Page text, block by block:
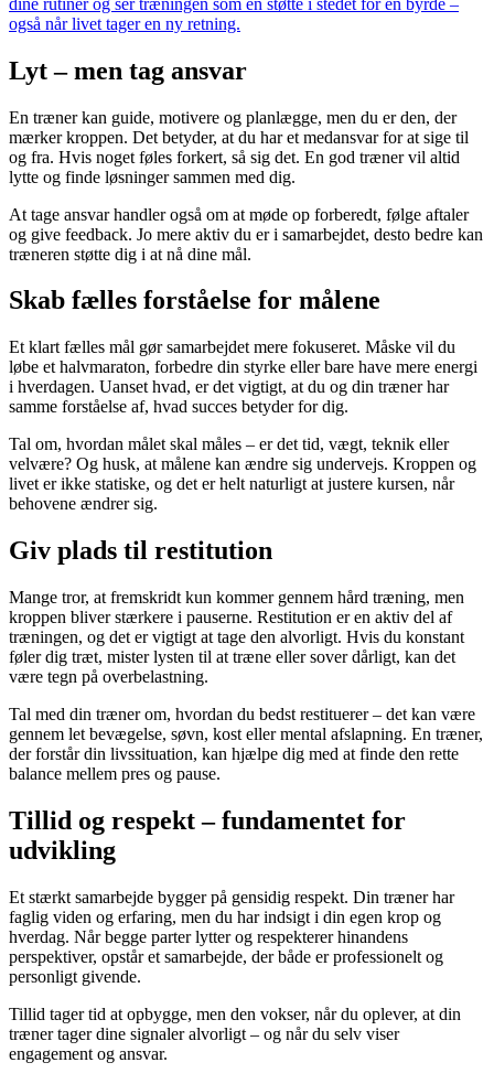
også når livet tager en ny retning.
Lyt – men tag ansvar
En træner kan guide, motivere og planlægge, men du er den, der
mærker kroppen. Det betyder, at du har et medansvar for at sige til
og fra. Hvis noget føles forkert, så sig det. En god træner vil altid
lytte og finde løsninger sammen med dig.
At tage ansvar handler også om at møde op forberedt, følge aftaler
og give feedback. Jo mere aktiv du er i samarbejdet, desto bedre kan
træneren støtte dig i at nå dine mål.
Skab fælles forståelse for målene
Et klart fælles mål gør samarbejdet mere fokuseret. Måske vil du
løbe et halvmaraton, forbedre din styrke eller bare have mere energi
i hverdagen. Uanset hvad, er det vigtigt, at du og din træner har
samme forståelse af, hvad succes betyder for dig.
Tal om, hvordan målet skal måles – er det tid, vægt, teknik eller
velvære? Og husk, at målene kan ændre sig undervejs. Kroppen og
livet er ikke statiske, og det er helt naturligt at justere kursen, når
behovene ændrer sig.
Giv plads til restitution
Mange tror, at fremskridt kun kommer gennem hård træning, men
kroppen bliver stærkere i pauserne. Restitution er en aktiv del af
træningen, og det er vigtigt at tage den alvorligt. Hvis du konstant
føler dig træt, mister lysten til at træne eller sover dårligt, kan det
være tegn på overbelastning.
Tal med din træner om, hvordan du bedst restituerer – det kan være
gennem let bevægelse, søvn, kost eller mental afslapning. En træner,
der forstår din livssituation, kan hjælpe dig med at finde den rette
balance mellem pres og pause.
Tillid og respekt – fundamentet for
udvikling
Et stærkt samarbejde bygger på gensidig respekt. Din træner har
faglig viden og erfaring, men du har indsigt i din egen krop og
hverdag. Når begge parter lytter og respekterer hinandens
perspektiver, opstår et samarbejde, der både er professionelt og
personligt givende.
Tillid tager tid at opbygge, men den vokser, når du oplever, at din
træner tager dine signaler alvorligt – og når du selv viser
engagement og ansvar.